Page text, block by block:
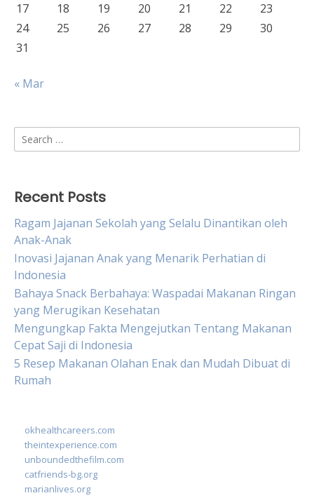
17
18 19 20 21 22
23
24
25 26 27 28 29
30
31
« Mar
Search
for:
Recent Posts
Ragam Jajanan Sekolah yang Selalu Dinantikan oleh
Anak-Anak
Inovasi Jajanan Anak yang Menarik Perhatian di
Indonesia
Bahaya Snack Berbahaya: Waspadai Makanan Ringan
yang Merugikan Kesehatan
Mengungkap Fakta Mengejutkan Tentang Makanan
Cepat Saji di Indonesia
5 Resep Makanan Olahan Enak dan Mudah Dibuat di
Rumah
okhealthcareers.com
theintexperience.com
unboundedthefilm.com
catfriends-bg.org
marianlives.org